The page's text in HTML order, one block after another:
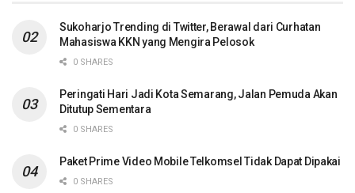
Sukoharjo Trending di Twitter, Berawal dari Curhatan
Mahasiswa KKN yang Mengira Pelosok
0 SHARES
Peringati Hari Jadi Kota Semarang, Jalan Pemuda Akan
Ditutup Sementara
0 SHARES
Paket Prime Video Mobile Telkomsel Tidak Dapat Dipakai
0 SHARES